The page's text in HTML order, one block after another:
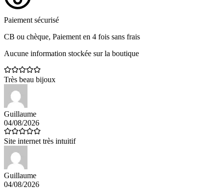
Paiement sécurisé
CB ou chèque, Paiement en 4 fois sans frais
Aucune information stockée sur la boutique
Très beau bijoux
Guillaume
04/08/2026
Site internet très intuitif
Guillaume
04/08/2026